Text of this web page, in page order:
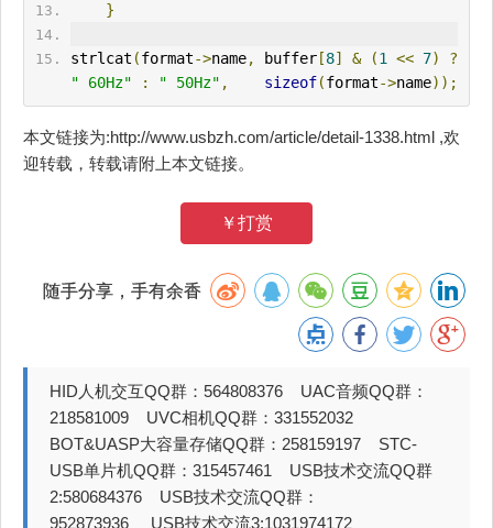
}
strlcat (format->name, buffer[8] & (1 << 7)
?
" 60Hz"
: " 50Hz" , sizeof(format->name));
本文链接为:http://www.usbzh.com/article/detail-1338.html ,欢
迎转载，转载请附上本文链接。
￥打赏
随手分享，手有余香
HID人机交互QQ群：564808376 UAC音频QQ群：
218581009 UVC相机QQ群：331552032
BOT&UASP大容量存储QQ群：258159197 STC-
USB单片机QQ群：315457461 USB技术交流QQ群
2:580684376 USB技术交流QQ群：
952873936 USB技术交流3:1031974172